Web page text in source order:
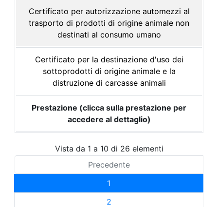
Certificato per autorizzazione automezzi al
trasporto di prodotti di origine animale non
destinati al consumo umano
Certificato per la destinazione d'uso dei
sottoprodotti di origine animale e la
distruzione di carcasse animali
Prestazione (clicca sulla prestazione per
accedere al dettaglio)
Vista da 1 a 10 di 26 elementi
Precedente
1
2